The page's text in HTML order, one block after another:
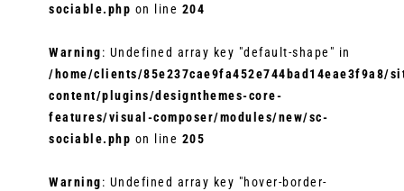
sociable.php on line 204
Warning: Undefined array key "default-shape" in
/home/clients/
content/plugins/designthemes-core-
features/visual-composer/modules/new/sc-
sociable.php on line 205
Warning: Undefined array key "hover-border-